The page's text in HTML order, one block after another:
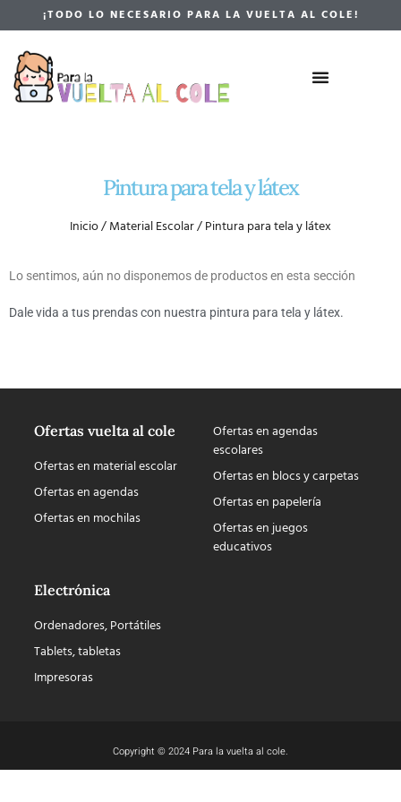
¡TODO LO NECESARIO PARA LA VUELTA AL COLE!
Pintura para tela y látex
Inicio/Material Escolar/ Pintura para tela y látex
Lo sentimos, aún no disponemos de productos en esta sección
Dale vida a tus prendas con nuestra pintura para tela y látex.
Ofertas vuelta al cole
Ofertas en material escolar
Ofertas en agendas
Ofertas en mochilas
Ofertas en agendas
escolares
Ofertas en blocs y carpetas
Ofertas en papelería
Ofertas en juegos
educativos
Electrónica
Ordenadores, Portátiles
Tablets, tabletas
Impresoras
Copyright © 2024 Para la vuelta al cole.